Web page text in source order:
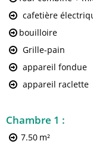
cafetière
bouilloire
Grille-pain
appareil fondue
appareil raclette
Chambre 1 :
7.50 m²